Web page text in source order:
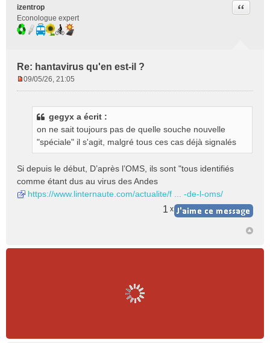
izentrop
Econologue expert
Re: hantavirus qu'en est-il ?
Citer
o
n
l
09/05/26, 21:05
gegyx a écrit :
on ne sait toujours pas de quelle souche nouvelle
"spéciale" il s'agit, malgré tous ces cas déjà signalés
Si depuis le début, D’après l’OMS, ils sont "tous identifiés
comme étant dus au virus des Andes
https://www.linternaute.com/actualite/f ... -de-l-oms/
1 x